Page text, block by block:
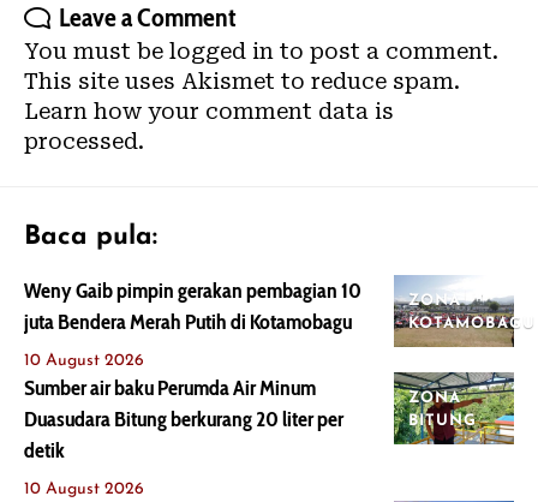
Leave a Comment
You must be logged in to post a comment.
This site uses Akismet to reduce spam.
Learn how your comment data is
processed.
Baca pula:
ZONA
KOTAMOBAGU
Weny Gaib pimpin gerakan pembagian 10
juta Bendera Merah Putih di Kotamobagu
10 August 2026
ZONA
BITUNG
Sumber air baku Perumda Air Minum
Duasudara Bitung berkurang 20 liter per
detik
10 August 2026